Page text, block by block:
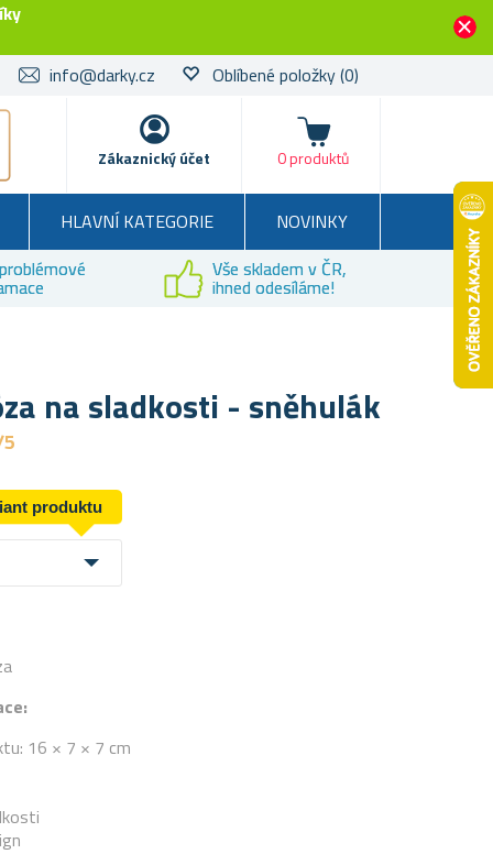
info@darky.cz Oblíbené položky(0)
Zákaznický účet
Košík
0 produktů
HLAVNÍ KATEGORIE
NOVINKY
Vše skladem v ČR,
ihned odesíláme!
na sladkosti - sněhulák
produktu
16 × 7 × 7 cm